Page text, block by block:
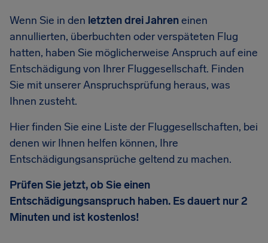
Wenn Sie in den letzten drei Jahreneinen
annullierten, überbuchten oder verspäteten Flug
hatten, haben Sie möglicherweise Anspruch auf eine
Entschädigung von Ihrer Fluggesellschaft. Finden
Sie mit unserer Anspruchsprüfung heraus, was
Ihnen zusteht.
Hier finden Sie eine Liste der Fluggesellschaften, bei
denen wir Ihnen helfen können, Ihre
Entschädigungsansprüche geltend zu machen.
Prüfen Sie jetzt, ob Sie einen
Entschädigungsanspruch haben. Es dauert nur 2
Minuten und ist kostenlos!